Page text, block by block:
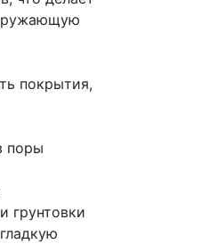
покрытия,
поры
грунтовки